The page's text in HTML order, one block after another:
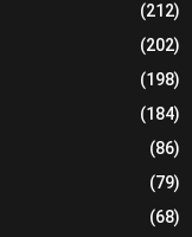
(212)
(202)
(198)
(184)
(86)
(79)
(68)